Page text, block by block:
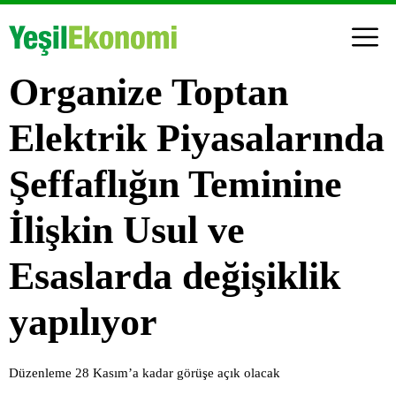
Organize Toptan
Elektrik Piyasalarında
Şeffaflığın Teminine
İlişkin Usul ve
Esaslarda değişiklik
yapılıyor
Düzenleme 28 Kasım’a kadar görüşe açık olacak